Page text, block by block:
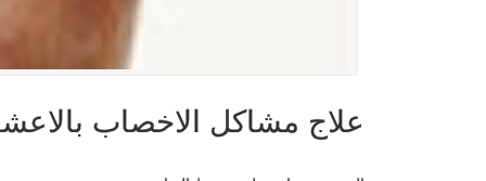
علاج مشاكل الاخصاب